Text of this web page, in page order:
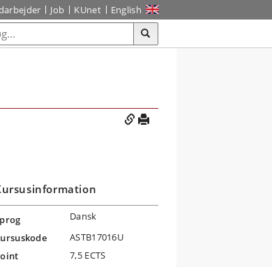
Job KUnet English
Dansk
ASTB17016U
7,5 ECTS